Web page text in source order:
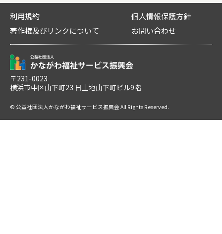
利用規約
個人情報保護方針
著作権及びリンクについて
お問い合わせ
〒231-0023
横浜市中区山下町23 日土地山下町ビル9階
© 公益社団法人かながわ福祉サービス振興会 All Rights Reserved.